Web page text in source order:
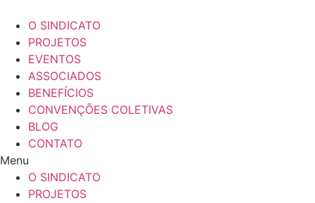
para
conteúdo
O SINDICATO
PROJETOS
EVENTOS
ASSOCIADOS
BENEFÍCIOS
CONVENÇÕES COLETIVAS
BLOG
CONTATO
Menu
O SINDICATO
PROJETOS